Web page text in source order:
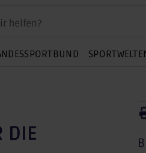
helfen?
DIE